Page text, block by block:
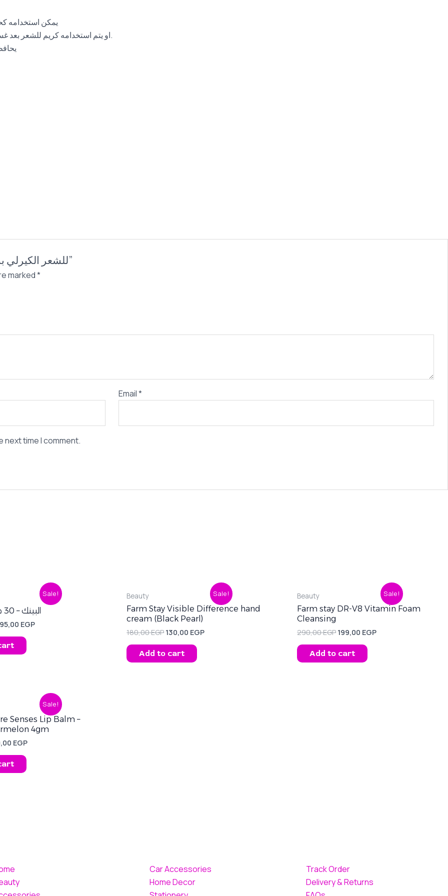
– يمكن
– او يتم استخدامه كريم للشعر بعد غسله جيداً بالشامبو، يوضع الكريم ويتم تركه، لاطلاله شعر كيرلي مميزه.
–
Be the first to review “كريم bless للشعر الكيرلي بزيت الأرجان”
marked*
Email*
next time I comment.
Sale!
برفيوم SI البينك – 30 مل
EGP.
EGP
Current
price
is:
195,00 EGP.
Sale!
Beauty
Farm Stay Visible Difference hand
cream (Black Pearl)
180,00EGP
was:
180,00 EGP.
130,00 EGP
Current
price
is:
Add to cart
Sale!
Beauty
Farm stay DR-V8 Vitamin Foam
Cleansing
290,00EGP
was:
199,00 EGP
Current
price
is:
Add to cart
Sale!
Senses Lip Balm –
4gm
EGP.
EGP
Current
price
is:
70,00 EGP.
Car Accessories
Home Decor
Track Order
Delivery & Returns